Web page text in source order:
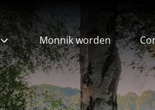
Monnik worden